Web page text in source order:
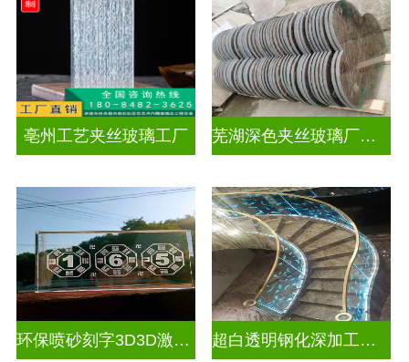
亳州工艺夹丝玻璃工厂 芜湖深色夹丝玻璃厂家电话
环保喷砂刻字3D3D激光内雕玻璃 超白透明钢化深加工激光内雕屏风